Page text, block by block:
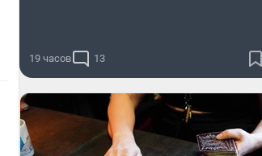
19 часов 13